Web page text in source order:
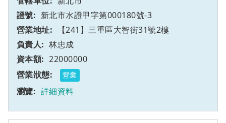
新北市水證甲字第000180號-3
【241】三重區大智街31號2樓
林忠成
22000000
營業
詳細資料